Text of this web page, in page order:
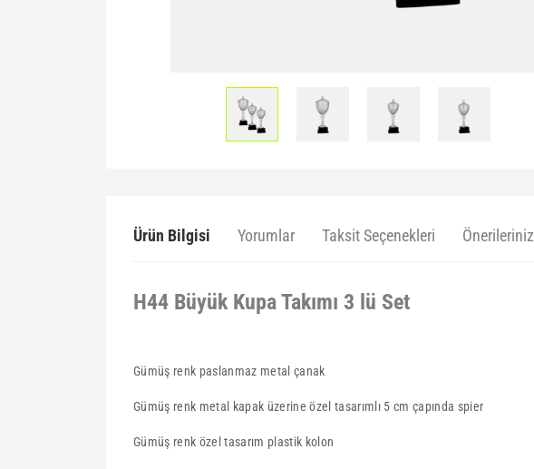
Ürün Bilgisi Yorumlar Taksit Seçenekleri Önerileriniz
H44 Büyük Kupa Takımı 3 lü Set
Gümüş renk paslanmaz metal çanak
Gümüş renk metal kapak üzerine özel tasarımlı 5 cm çapında spier
Gümüş renk özel tasarım plastik kolon